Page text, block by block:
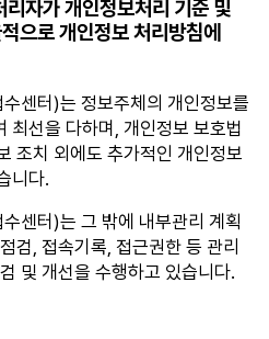
자가 개인정보처리 기준 및
으로 개인정보 처리방침에
센터)는 정보주체의 개인정보를
최선을 다하며, 개인정보 보호법
조치 외에도 추가적인 개인정보
니다.
센터)는 그 밖에 내부관리 계획
검, 접속기록, 접근권한 등 관리
및 개선을 수행하고 있습니다.